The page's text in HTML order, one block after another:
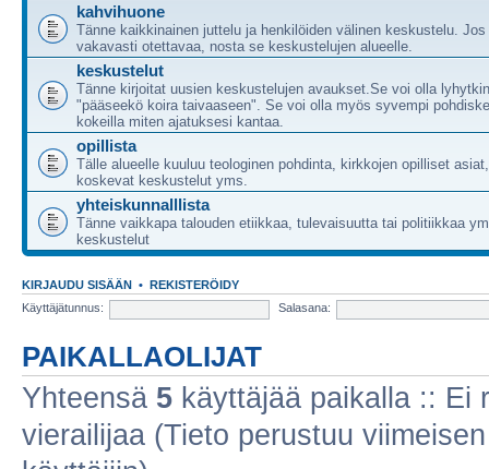
kahvihuone
Tänne kaikkinainen juttelu ja henkilöiden välinen keskustelu.
vakavasti otettavaa, nosta se keskustelujen alueelle.
keskustelut
Tänne kirjoitat uusien keskustelujen avaukset.Se voi olla
"pääseekö koira taivaaseen". Se voi olla myös syvempi
kokeilla miten ajatuksesi kantaa.
opillista
Tälle alueelle kuuluu teologinen pohdinta, kirkkojen opilliset
koskevat keskustelut yms.
yhteiskunnalllista
Tänne vaikkapa talouden etiikkaa, tulevaisuutta tai politiikkaa
keskustelut
KIRJAUDU SISÄÄN • REKISTERÖIDY
Käyttäjätunnus:
Salasana:
PAIKALLAOLIJAT
Yhteensä 5 käyttäjää paikalla :: Ei
vierailijaa (Tieto perustuu